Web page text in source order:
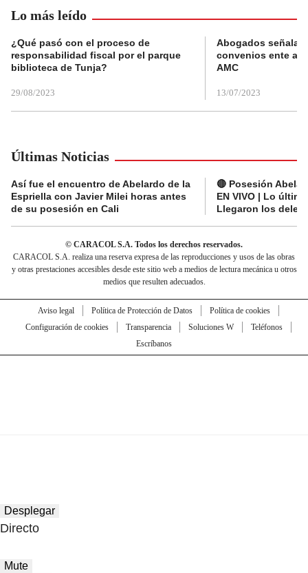
Lo más leído
¿Qué pasó con el proceso de
responsabilidad fiscal por el parque
biblioteca de Tunja?
29/08/2023
Abogados
convenios ente
AMC
13/07/2023
Últimas Noticias
Así fue el encuentro de Abelardo de la
Espriella con Javier Milei horas antes
de su posesión en Cali
🔴 Posesión
EN VIVO | Lo
Llegaron los
© CARACOL S.A. Todos los derechos reservados.
CARACOL S.A. realiza una reserva expresa de las reproducciones y usos de las obras
y otras prestaciones accesibles desde este sitio web a medios de lectura mecánica u otros
medios que resulten adecuados.
Aviso legal Política de Protección de Datos
Política de cookies
Configuración de cookies
Transparencia Soluciones W
Teléfonos
Escríbanos
Desplegar
Directo
Mute